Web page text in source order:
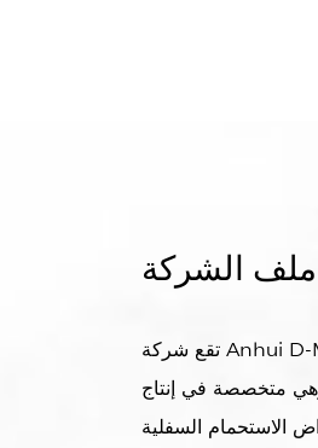
ملف الشركة
تقع شركة Anhui D-MAN Smart Home Co., Ltd. في المناطق النائية من
وهي متخصصة في إنتاج